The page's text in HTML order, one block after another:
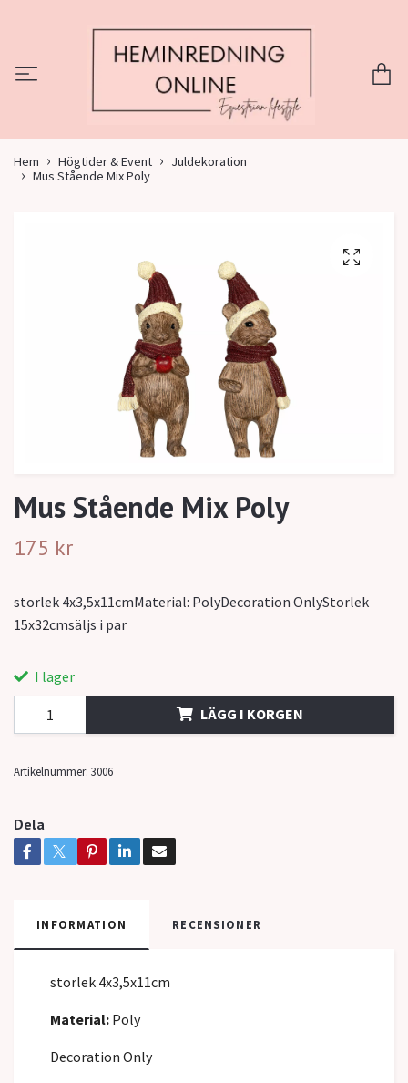
Hem Högtider & Event
Juldekoration
Mus Stående Mix Poly
Mus Stående Mix Poly
175 kr
storlek 4x3,5x11cmMaterial: PolyDecoration OnlyStorlek
15x32cmsäljs i par
I lager
LÄGG I KORGEN
Artikelnummer: 3006
Dela
INFORMATION RECENSIONER
storlek 4x3,5x11cm
Material: Poly
Decoration Only